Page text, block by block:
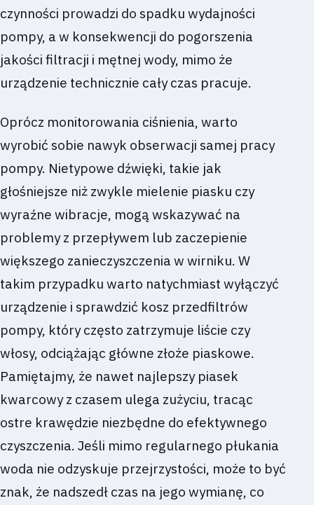
czynności prowadzi do spadku wydajności
pompy, a w konsekwencji do pogorszenia
jakości filtracji i mętnej wody, mimo że
urządzenie technicznie cały czas pracuje.
Oprócz monitorowania ciśnienia, warto
wyrobić sobie nawyk obserwacji samej pracy
pompy. Nietypowe dźwięki, takie jak
głośniejsze niż zwykle mielenie piasku czy
wyraźne wibracje, mogą wskazywać na
problemy z przepływem lub zaczepienie
większego zanieczyszczenia w wirniku. W
takim przypadku warto natychmiast wyłączyć
urządzenie i sprawdzić kosz przedfiltrów
pompy, który często zatrzymuje liście czy
włosy, odciążając główne złoże piaskowe.
Pamiętajmy, że nawet najlepszy piasek
kwarcowy z czasem ulega zużyciu, tracąc
ostre krawędzie niezbędne do efektywnego
czyszczenia. Jeśli mimo regularnego płukania
woda nie odzyskuje przejrzystości, może to być
znak, że nadszedł czas na jego wymianę, co